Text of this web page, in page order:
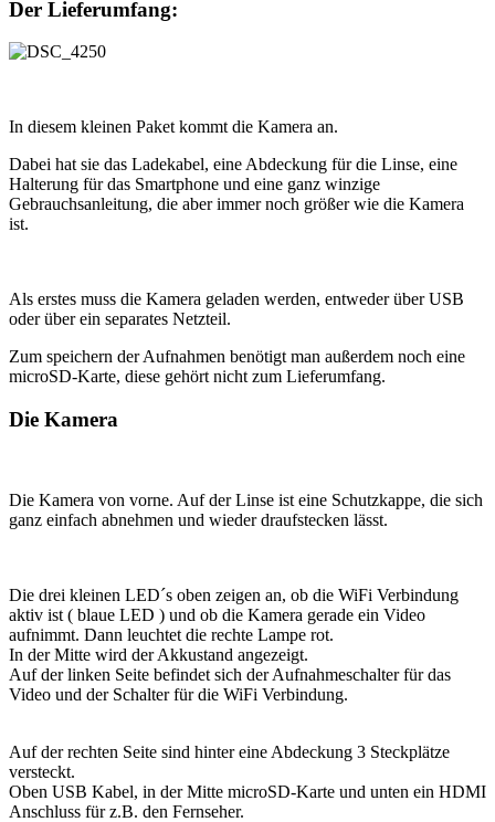
Der Lieferumfang:
In diesem kleinen Paket kommt die Kamera an.
Dabei hat sie das Ladekabel, eine Abdeckung für die Linse, eine
Halterung für das Smartphone und eine ganz winzige
Gebrauchsanleitung, die aber immer noch größer wie die Kamera
ist.
Als erstes muss die Kamera geladen werden, entweder über USB
oder über ein separates Netzteil.
Zum speichern der Aufnahmen benötigt man außerdem noch eine
microSD-Karte, diese gehört nicht zum Lieferumfang.
Die Kamera
Die Kamera von vorne. Auf der Linse ist eine Schutzkappe, die sich
ganz einfach abnehmen und wieder draufstecken lässt.
Die drei kleinen LED´s oben zeigen an, ob die WiFi Verbindung
aktiv ist ( blaue LED ) und ob die Kamera gerade ein Video
aufnimmt. Dann leuchtet die rechte Lampe rot.
In der Mitte wird der Akkustand angezeigt.
Auf der linken Seite befindet sich der Aufnahmeschalter für das
Video und der Schalter für die WiFi Verbindung.
Auf der rechten Seite sind hinter eine Abdeckung 3 Steckplätze
versteckt.
Oben USB Kabel, in der Mitte microSD-Karte und unten ein HDMI
Anschluss für z.B. den Fernseher.